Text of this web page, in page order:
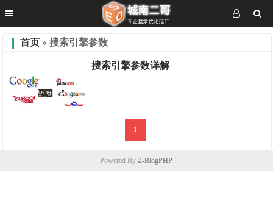
首页 » 搜索引擎参数
搜索引擎参数详解
1
Powered ByZ-BlogPHP